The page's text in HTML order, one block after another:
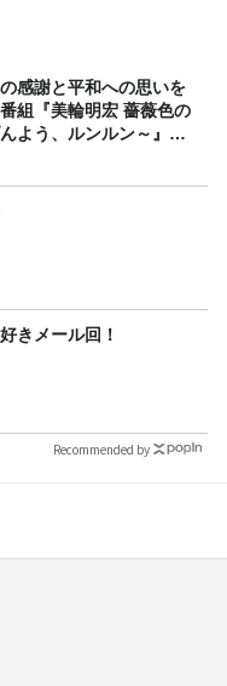
感謝と平和への思いを
組『美輪明宏 薔薇色の
よう、ルンルン～』
きメール回！
Recommended by